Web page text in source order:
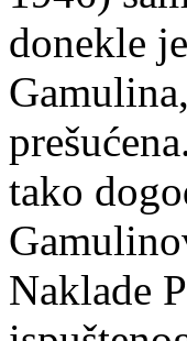
donekle
tako
Naklade